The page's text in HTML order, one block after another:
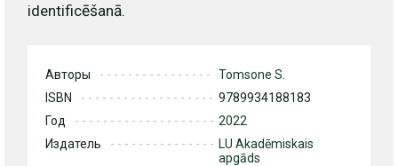
identificēšanā.
Авторы
Tomsone S.
ISBN
9789934188183
Год
2022
Издатель
LU Akadēmiskais
apgāds